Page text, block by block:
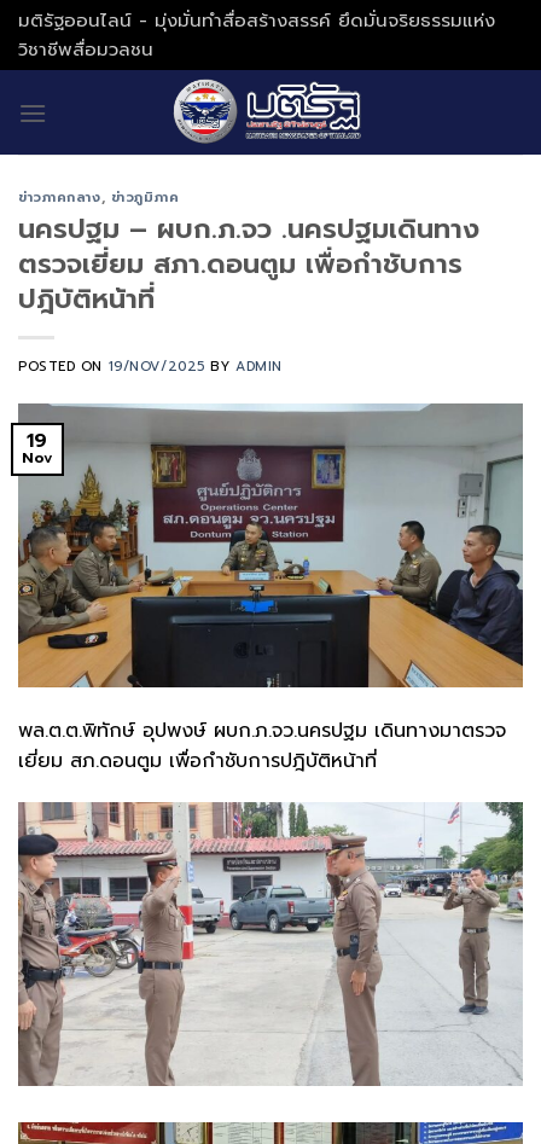
Skip
to
content
มติรัฐออนไลน์ - มุ่งมั่นทำสื่อสร้างสรรค์ ยึดมั่นจริยธรรมแห่ง
วิชาชีพสื่อมวลชน
ข่าวภาคกลาง, ข่าวภูมิภาค
นครปฐม – ผบก.ภ.จว .นครปฐมเดินทาง
ตรวจเยี่ยม สภา.ดอนตูม เพื่อกำชับการ
ปฎิบัติหน้าที่
POSTED ON 19/NOV/2025 BYADMIN
19
Nov
พล.ต.ต.พิทักษ์ อุปพงษ์ ผบก.ภ.จว.นครปฐม เดินทางมาตรวจ
เยี่ยม สภ.ดอนตูม เพื่อกำชับการปฎิบัติหน้าที่